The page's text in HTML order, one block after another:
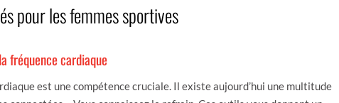
pour les femmes sportives
fréquence cardiaque
est une compétence cruciale. Il existe aujourd’hui une multitude